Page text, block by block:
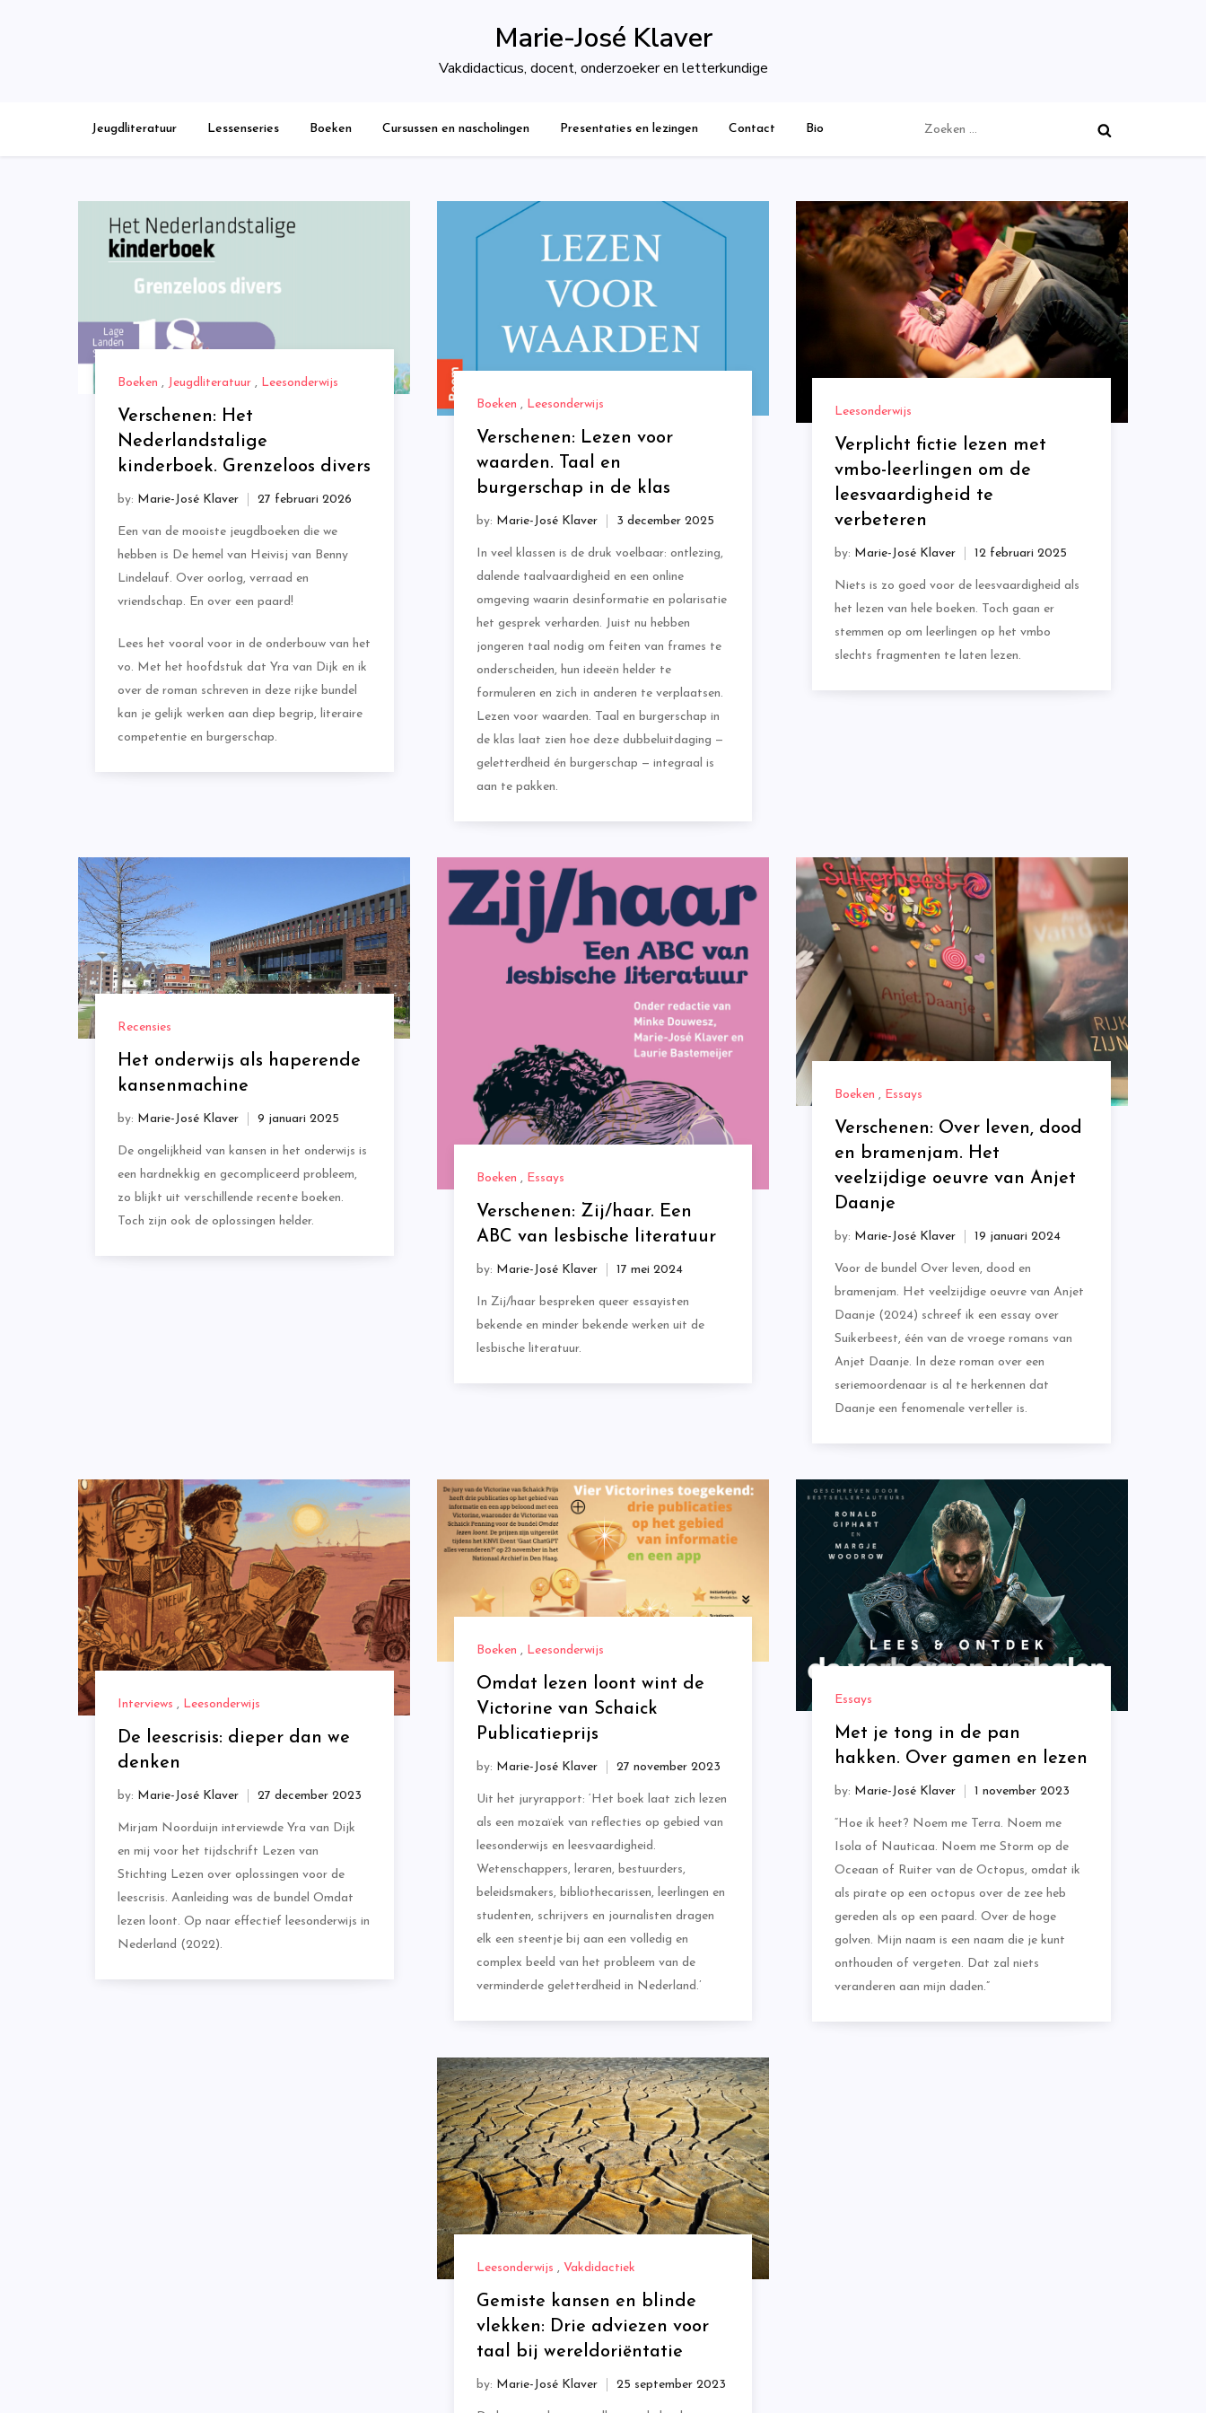
Marie-José Klaver
Vakdidacticus, docent, onderzoeker en letterkundige
Jeugdliteratuur Lessenseries Boeken Cursussen en nascholingen Presentaties en lezingen Contact Bio
naar:
Boeken , Jeugdliteratuur, Leesonderwijs
Verschenen: Het
Nederlandstalige
kinderboek. Grenzeloos divers
by: Marie-José Klaver
Een van de mooiste jeugdboeken die we
hebben is De hemel van Heivisj van Benny
Lindelauf. Over oorlog, verraad en
vriendschap. En over een paard!
Lees het vooral voor in de onderbouw van het
vo. Met het hoofdstuk dat Yra van Dijk en ik
over de roman schreven in deze rijke bundel
kan je gelijk werken aan diep begrip, literaire
competentie en burgerschap.
Boeken , Leesonderwijs
Verschenen: Lezen voor
waarden. Taal en
burgerschap in de klas
by: Marie-José Klaver
In veel klassen is de druk voelbaar: ontlezing,
dalende taalvaardigheid en een online
omgeving waarin desinformatie en polarisatie
het gesprek verharden. Juist nu hebben
jongeren taal nodig om feiten van frames te
onderscheiden, hun ideeën helder te
formuleren en zich in anderen te verplaatsen.
Lezen voor waarden. Taal en burgerschap in
de klas laat zien hoe deze dubbeluitdaging —
geletterdheid én burgerschap — integraal is
aan te pakken.
Leesonderwijs
Verplicht fictie lezen met
vmbo-leerlingen om de
leesvaardigheid te
verbeteren
by: Marie-José Klaver
Niets is zo goed voor de leesvaardigheid als
het lezen van hele boeken. Toch gaan er
stemmen op om leerlingen op het vmbo
slechts fragmenten te laten lezen.
Recensies
Het onderwijs als haperende
kansenmachine
by: Marie-José Klaver
De ongelijkheid van kansen in het onderwijs is
een hardnekkig en gecompliceerd probleem,
zo blijkt uit verschillende recente boeken.
Toch zijn ook de oplossingen helder.
Boeken , Essays
Verschenen: Zij/haar. Een
ABC van lesbische literatuur
by: Marie-José Klaver
In Zij/haar bespreken queer essayisten
bekende en minder bekende werken uit de
lesbische literatuur.
Boeken , Essays
Verschenen: Over leven, dood
en bramenjam. Het
veelzijdige oeuvre van Anjet
Daanje
by: Marie-José Klaver
Voor de bundel Over leven, dood en
bramenjam. Het veelzijdige oeuvre van Anjet
Daanje (2024) schreef ik een essay over
Suikerbeest, één van de vroege romans van
Anjet Daanje. In deze roman over een
seriemoordenaar is al te herkennen dat
Daanje een fenomenale verteller is.
Interviews , Leesonderwijs
De leescrisis: dieper dan we
denken
by: Marie-José Klaver
Mirjam Noorduijn interviewde Yra van Dijk
en mij voor het tijdschrift Lezen van
Stichting Lezen over oplossingen voor de
leescrisis. Aanleiding was de bundel Omdat
lezen loont. Op naar effectief leesonderwijs in
Nederland (2022).
Boeken , Leesonderwijs
Omdat lezen loont wint de
Victorine van Schaick
Publicatieprijs
by: Marie-José Klaver
Uit het juryrapport: ‘Het boek laat zich lezen
als een mozaïek van reflecties op gebied van
leesonderwijs en leesvaardigheid.
Wetenschappers, leraren, bestuurders,
beleidsmakers, bibliothecarissen, leerlingen en
studenten, schrijvers en journalisten dragen
elk een steentje bij aan een volledig en
complex beeld van het probleem van de
verminderde geletterdheid in Nederland.’
Essays
Met je tong in de pan
hakken. Over gamen en lezen
by: Marie-José Klaver
“Hoe ik heet? Noem me Terra. Noem me
Isola of Nauticaa. Noem me Storm op de
Oceaan of Ruiter van de Octopus, omdat ik
als pirate op een octopus over de zee heb
gereden als op een paard. Over de hoge
golven. Mijn naam is een naam die je kunt
onthouden of vergeten. Dat zal niets
veranderen aan mijn daden.”
Leesonderwijs , Vakdidactiek
Gemiste kansen en blinde
vlekken: Drie adviezen voor
taal bij wereldoriëntatie
by: Marie-José Klaver